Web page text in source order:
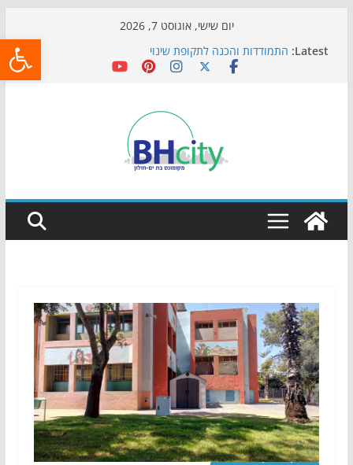
יום שישי, אוגוסט 7, 2026
Latest: התמודדות והכנה לתקופת שינוי
אי ההרפתקאות ממשיך לכבוש את הגינות: מאות משפחות
כדורגל באווירה מיוחדת: הקרנת גמר המונדיאל בטרמינל
הקיץ של בני הנוער בבת־ים: חוף הריביירה הופך למרחב
בטוח בשעות הערב